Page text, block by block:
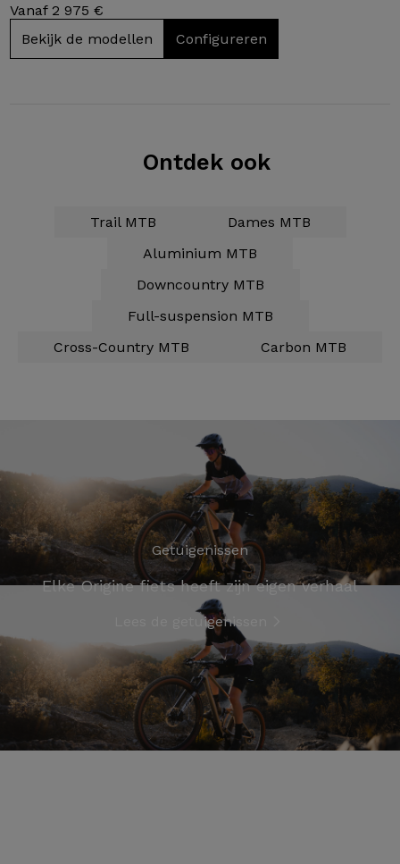
Vanaf 2 975 €
Bekijk de modellen
Configureren
Ontdek ook
Trail MTB
Dames MTB
Aluminium MTB
Downcountry MTB
Full-suspension MTB
Cross-Country MTB
Carbon MTB
Getuigenissen
Elke Origine fiets heeft zijn eigen verhaal
Lees de getuigenissen